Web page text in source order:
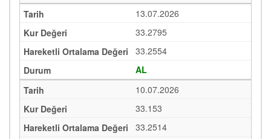
13.07.2026
33.2795
33.2554
AL
10.07.2026
33.153
33.2514